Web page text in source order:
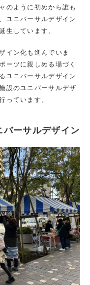
のように初めから誰も
ユニバーサルデザイン
生しています。
イン化も進んでいま
ーツに親しめる場づく
ユニバーサルデザイン
設のユニバーサルデザ
っています。
バーサルデザイン